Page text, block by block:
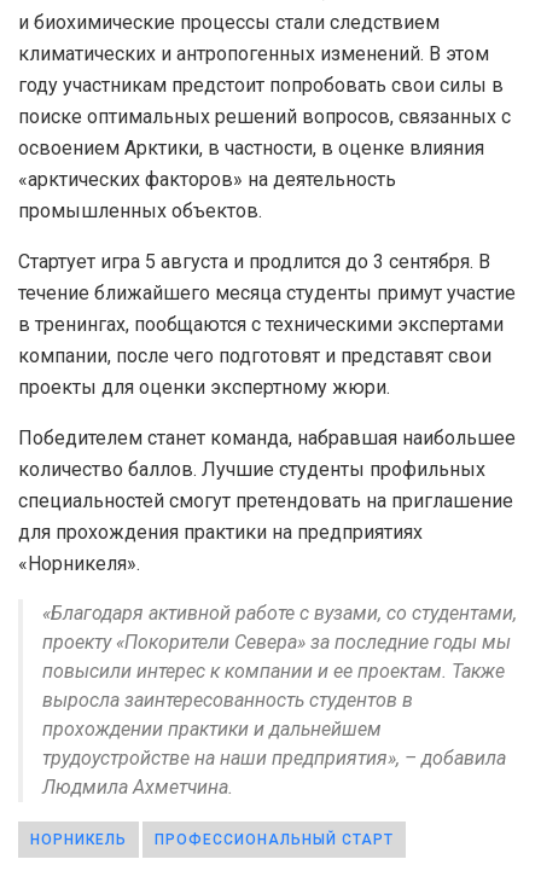
и биохимические процессы стали следствием
климатических и антропогенных изменений. В этом
году участникам предстоит попробовать свои силы в
поиске оптимальных решений вопросов, связанных с
освоением Арктики, в частности, в оценке влияния
«арктических факторов» на деятельность
промышленных объектов.
Стартует игра 5 августа и продлится до 3 сентября. В
течение ближайшего месяца студенты примут участие
в тренингах, пообщаются с техническими экспертами
компании, после чего подготовят и представят свои
проекты для оценки экспертному жюри.
Победителем станет команда, набравшая наибольшее
количество баллов. Лучшие студенты профильных
специальностей смогут претендовать на приглашение
для прохождения практики на предприятиях
«Норникеля».
«Благодаря активной работе с вузами, со студентами,
проекту «Покорители Севера» за последние годы мы
повысили интерес к компании и ее проектам. Также
выросла заинтересованность студентов в
прохождении практики и дальнейшем
трудоустройстве на наши предприятия», – добавила
Людмила Ахметчина.
НОРНИКЕЛЬ ПРОФЕССИОНАЛЬНЫЙ СТАРТ